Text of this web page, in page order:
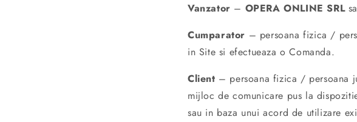
Vanzator – OPERA ONLINE SRL
Cumparator – persoana fizica /
in Site si efectueaza o Comanda.
Client – persoana fizica / persoana
mijloc de comunicare pus la
sau in baza unui acord de utilizare